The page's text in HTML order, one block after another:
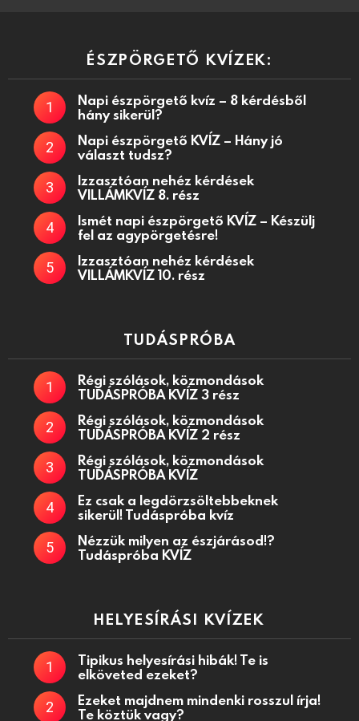
ÉSZPÖRGETŐ KVÍZEK:
Napi észpörgető kvíz – 8 kérdésből
hány sikerül?
Napi észpörgető KVÍZ – Hány jó
választ tudsz?
Izzasztóan nehéz kérdések
VILLÁMKVÍZ 8. rész
Ismét napi észpörgető KVÍZ – Készülj
fel az agypörgetésre!
Izzasztóan nehéz kérdések
VILLÁMKVÍZ 10. rész
TUDÁSPRÓBA
Régi szólások, közmondások
TUDÁSPRÓBA KVÍZ 3 rész
Régi szólások, közmondások
TUDÁSPRÓBA KVÍZ 2 rész
Régi szólások, közmondások
TUDÁSPRÓBA KVÍZ
Ez csak a legdörzsöltebbeknek
sikerül! Tudáspróba kvíz
Nézzük milyen az észjárásod!?
Tudáspróba KVÍZ
HELYESÍRÁSI KVÍZEK
Tipikus helyesírási hibák! Te is
elköveted ezeket?
Ezeket majdnem mindenki rosszul írja!
Te köztük vagy?